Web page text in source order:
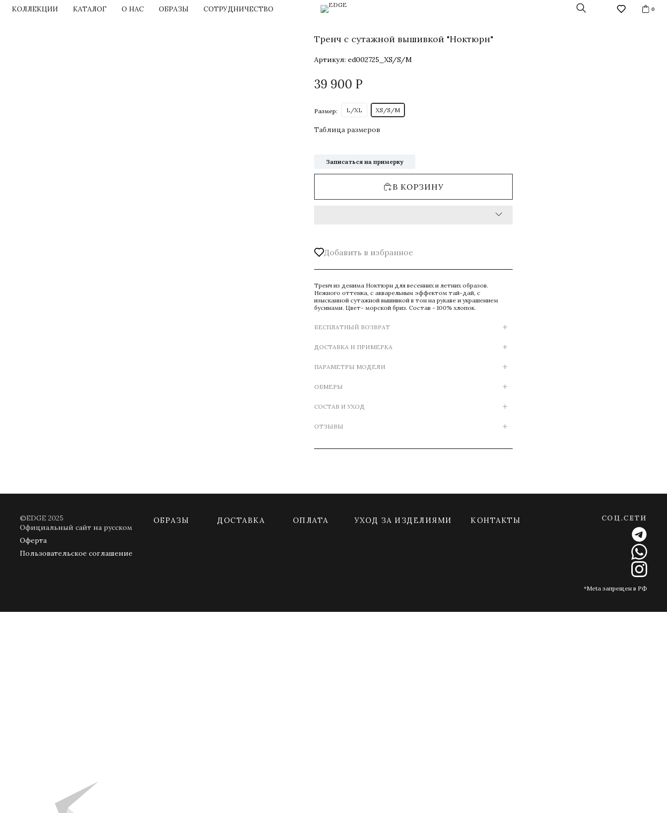
КОЛЛЕКЦИИ КАТАЛОГ О НАС ОБРАЗЫ СОТРУДНИЧЕСТВО 0
Тренч с сутажной вышивкой "Ноктюрн"
39 900 Р
Артикул: ed002725_XS/S/M
Размер: L/XL XS/S/M
Таблица размеров
Записаться на примерку
В КОРЗИНУ
Добавить в избранное
Тренч из денима Ноктюрн для весенних и летних образов.
Нежного оттенка, с акварельным эффектом тай-дай, с
изысканной сутажной вышивкой в тон на рукаве и украшением
бусинами. Цвет- морской бриз. Состав - 100% хлопок.
БЕСПЛАТНЫЙ ВОЗВРАТ
ДОСТАВКА И ПРИМЕРКА
ПАРАМЕТРЫ МОДЕЛИ
ОБМЕРЫ
СОСТАВ И УХОД
ОТЗЫВЫ
©EDGE 2025
Официальный сайт на русском
Оферта
Пользовательское соглашение
ОБРАЗЫ ДОСТАВКА ОПЛАТА УХОД ЗА ИЗДЕЛИЯМИ КОНТАКТЫ СОЦ.СЕТИ
*Meta запрещен в РФ